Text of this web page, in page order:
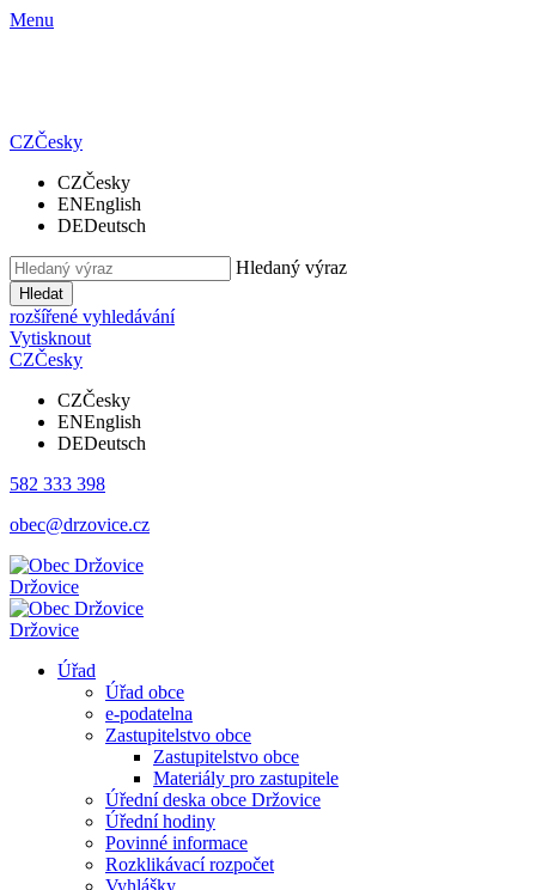
Menu
CZČesky
CZČesky
ENEnglish
DEDeutsch
Hledaný výraz
Hledat
rozšířené vyhledávání
Vytisknout
CZČesky
CZČesky
ENEnglish
DEDeutsch
582 333 398
obec@drzovice.cz
Držovice
Držovice
Úřad
Úřad obce
e-podatelna
Zastupitelstvo obce
Zastupitelstvo obce
Materiály pro zastupitele
Úřední deska obce Držovice
Úřední hodiny
Povinné informace
Rozklikávací rozpočet
Vyhlášky